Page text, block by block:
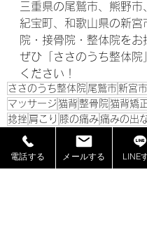
三重県の尾鷲市、熊野市
紀宝町、和歌山県の新宮
院・接骨院・整体院をお
ぜひ「ささのうち整体院
ください！
ささのうち整体院 尾鷲市新宮市
マッサージ 猫背 整骨院猫背矯正
捻挫 肩こり 膝の痛み 痛みの出
接骨院
リラクゼーション
骨盤の歪み
骨盤矯正
ストレッチ
記事
電話する メールする LINE